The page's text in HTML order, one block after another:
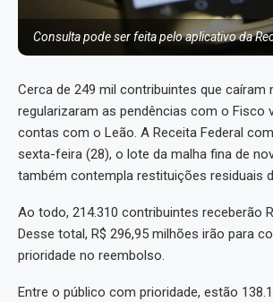
Consulta pode ser feita pelo aplicativo da
Cerca de 249 mil contribuintes que caíram
regularizaram as pendências com o Fisco
contas com o Leão. A Receita Federal
sexta-feira (28), o lote da malha fina de
também contempla restituições residuais
Ao todo, 214.310 contribuintes receberão
Desse total, R$ 296,95 milhões irão para
prioridade no reembolso.
Entre o público com prioridade, estão